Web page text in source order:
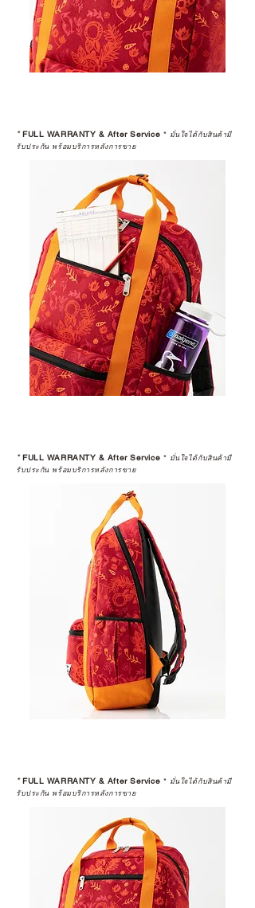
*FULL WARRANTY & After Service * มั่นใจได้กับสินค้ามี
รับประกัน พร้อมบริการหลังการขาย
*FULL WARRANTY & After Service * มั่นใจได้กับสินค้ามี
รับประกัน พร้อมบริการหลังการขาย
*FULL WARRANTY & After Service * มั่นใจได้กับสินค้ามี
รับประกัน พร้อมบริการหลังการขาย